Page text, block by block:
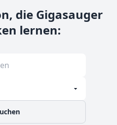
die Gigasauger
lernen: